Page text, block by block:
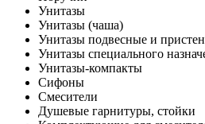
Унитазы
Унитазы (чаша)
Унитазы подвесные и
Унитазы специального
Унитазы-компакты
Сифоны
Смесители
Душевые гарнитуры, стойки